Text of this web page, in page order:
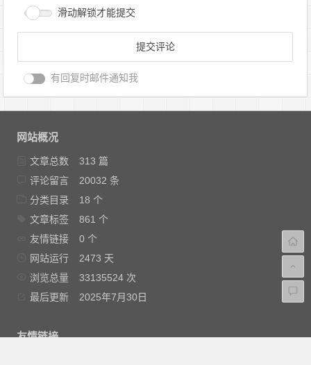
滑动解锁才能提交
有回复时邮件通知我
网站概况
文章总数
313 篇
评论留言
20032 条
分类目录
18 个
文章标签
861 个
友情链接
0 个
网站运行
2473 天
浏览总量
33135524 次
最后更新
2025年7月30日
友情链接